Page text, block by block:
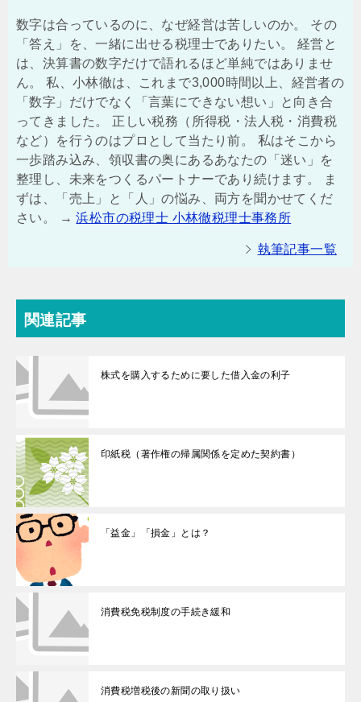
数字は合っているのに、なぜ経営は苦しいのか。 その
「答え」を、一緒に出せる税理士でありたい。 経営と
は、決算書の数字だけで語れるほど単純ではありませ
ん。 私、小林徹は、これまで3,000時間以上、経営者の
「数字」だけでなく「言葉にできない想い」と向き合
ってきました。 正しい税務（所得税・法人税・消費税
など）を行うのはプロとして当たり前。 私はそこから
一歩踏み込み、領収書の奥にあるあなたの「迷い」を
整理し、未来をつくるパートナーであり続けます。 ま
ずは、「売上」と「人」の悩み、両方を聞かせてくだ
さい。 →浜松市の税理士 小林徹税理士事務所
執筆記事一覧
関連記事
株式を購入するために要した借入金の利子
印紙税（著作権の帰属関係を定めた契約書）
「益金」「損金」とは？
消費税免税制度の手続き緩和
消費税増税後の新聞の取り扱い